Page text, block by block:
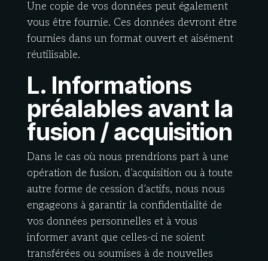
Une copie de vos données peut également
vous être fournie. Ces données devront être
fournies dans un format ouvert et aisément
réutilisable.
L. Informations
préalables avant la
fusion / acquisition
Dans le cas où nous prendrions part à une
opération de fusion, d’acquisition ou à toute
autre forme de cession d’actifs, nous nous
engageons à garantir la confidentialité de
vos données personnelles et à vous
informer avant que celles-ci ne soient
transférées ou soumises à de nouvelles